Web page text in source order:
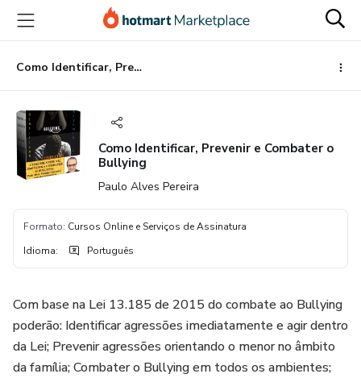
para
conteúdo
principal
para
pagamento
para
rodapé
Como Identificar, Prevenir e Combater o Bullying
Como Identificar, Prevenir e Combater o
Bullying
Paulo Alves Pereira
Formato: Cursos Online e Serviços de Assinatura
Idioma: Português
Com base na Lei 13.185 de 2015 do combate ao Bullying
poderão: Identificar agressões imediatamente e agir dentro
da Lei; Prevenir agressões orientando o menor no âmbito
da família; Combater o Bullying em todos os ambientes;